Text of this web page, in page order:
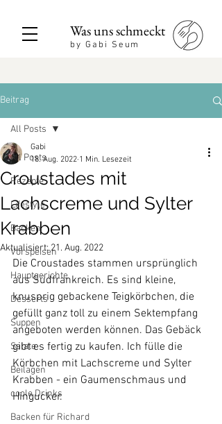
Was uns schmeckt
by Gabi Seum
Beitrag
All Posts
Rezepte
Lifestyle
Backen
Vorspeisen
Hauptgerichte
Desserts
Suppen
Salate
Beilagen
coole Drinks
Backen für Richard
All Posts
Croustades mit
Lachscreme und Sylter
Krabben
Gabi
18. Aug. 2022 1 Min. Lesezeit
Aktualisiert:21. Aug. 2022
Die Croustades stammen ursprünglich
aus Südfrankreich. Es sind kleine,
knusprig gebackene Teigkörbchen, die
gefüllt ganz toll zu einem Sektempfang
angeboten werden können. Das Gebäck
gibt es fertig zu kaufen. Ich fülle die
Körbchen mit Lachscreme und Sylter
Krabben - ein Gaumenschmaus und
Hingucker.